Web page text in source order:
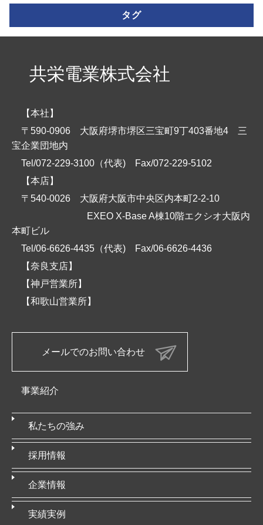
タグ
共栄電業株式会社
【本社】
〒590-0906 大阪府堺市堺区三宝町9丁403番地4 三
宝企業団地内
Tel/072-229-3100（代表)
Fax/072-229-5102
【本店】
〒540-0026 大阪府大阪市中央区内本町2-2-10
EXEO X-Base A棟10階エクシオ大阪内
本町ビル
Tel/06-6626-4435（代表)
Fax/06-6626-4436
【奈良支店】
【神戸営業所】
【和歌山営業所】
メールでのお問い合わせ
事業紹介
私たちの強み
採用情報
企業情報
実績実例